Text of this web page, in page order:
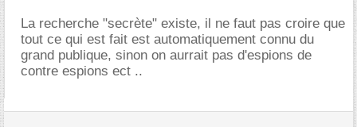
La recherche "secrète" existe, il ne faut pas croire que
tout ce qui est fait est automatiquement connu du
grand publique, sinon on aurrait pas d'espions de
contre espions ect ..